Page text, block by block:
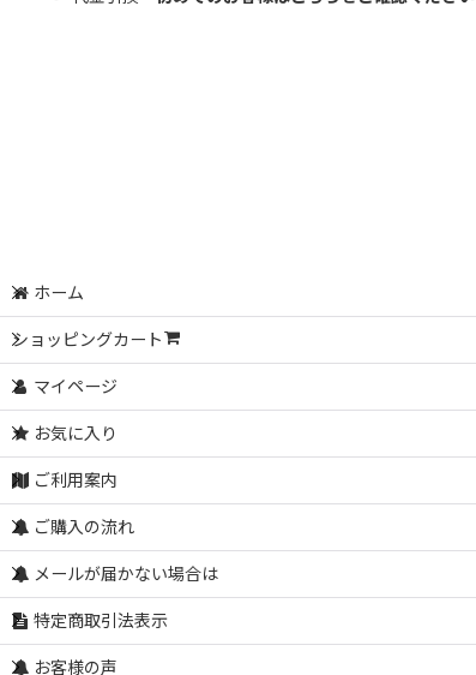
ホーム
ショッピングカート
マイページ
お気に入り
ご利用案内
ご購入の流れ
メールが届かない場合は
特定商取引法表示
お客様の声